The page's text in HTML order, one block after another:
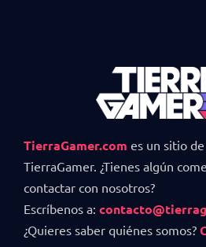
TierraGamer.com es un sitio
TierraGamer. ¿Tienes algún
contactar con nosotros?
Escríbenos a:
¿Quieres saber quiénes somos?